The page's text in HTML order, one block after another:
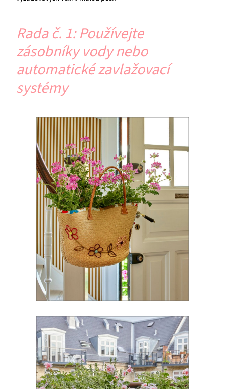
Rada č. 1: Používejte
zásobníky vody nebo
automatické zavlažovací
systémy